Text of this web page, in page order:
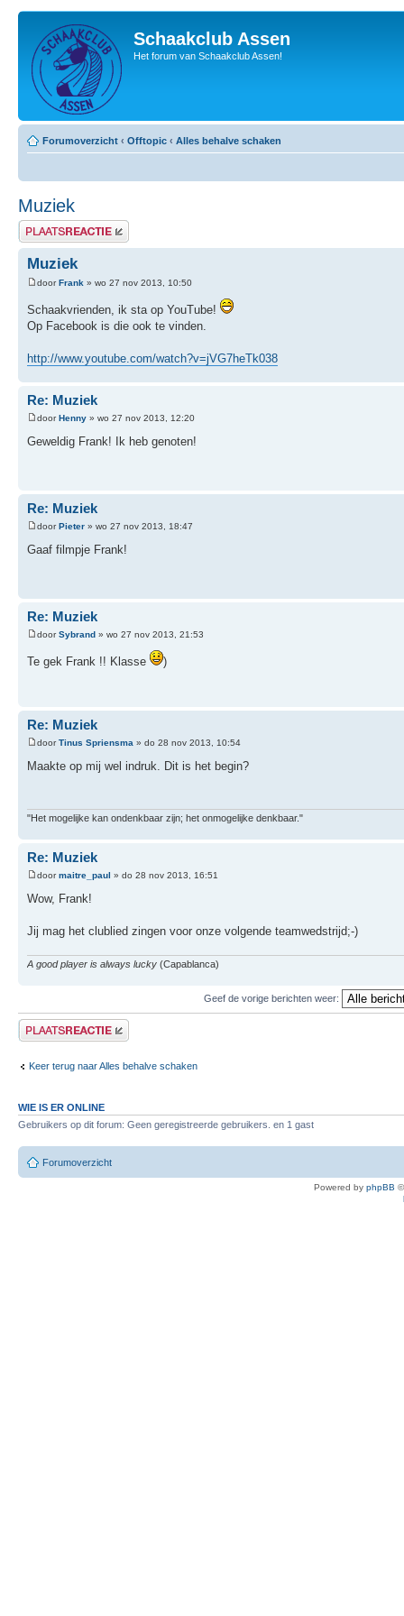
Schaakclub Assen
Het forum van Schaakclub Assen!
Forumoverzicht ‹ Offtopic ‹ Alles behalve schaken
Muziek
Plaats een reactie
Muziek
doorFrank » wo 27 nov 2013, 10:50
Schaakvrienden, ik sta op YouTube!
Op Facebook is die ook te vinden.
http://www.youtube.com/watch?v=jVG7heTk038
Re: Muziek
doorHenny » wo 27 nov 2013, 12:20
Geweldig Frank! Ik heb genoten!
Re: Muziek
doorPieter » wo 27 nov 2013, 18:47
Gaaf filmpje Frank!
Re: Muziek
doorSybrand » wo 27 nov 2013, 21:53
Te gek Frank !! Klasse )
Re: Muziek
doorTinus Spriensma » do 28 nov 2013, 10:54
Maakte op mij wel indruk. Dit is het begin?
"Het mogelijke kan ondenkbaar zijn; het onmogelijke denkbaar."
Re: Muziek
doormaitre_paul » do 28 nov 2013, 16:51
Wow, Frank!
Jij mag het clublied zingen voor onze volgende teamwedstrijd;-)
A good player is always lucky (Capablanca)
Geef de vorige berichten weer:
Plaats een reactie
Keer terug naar Alles behalve schaken
WIE IS ER ONLINE
Gebruikers op dit forum: Geen geregistreerde gebruikers. en 1 gast
Forumoverzicht
Powered by phpBB